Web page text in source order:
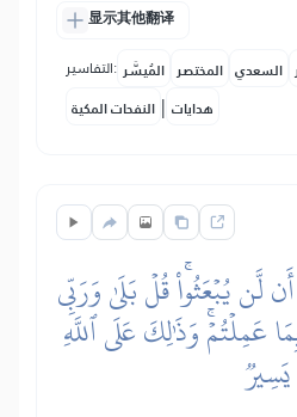
显示其他翻译
التفاسير: المُيسَّر المختصر السعدي
النفحات المكية | هدايات
لَّن يُبۡعَثُواْۚ قُلۡ بَلَىٰ وَرَبِّي
عَمِلۡتُمۡۚ وَذَٰلِكَ عَلَى ٱللَّهِ
يَسِيرٞ